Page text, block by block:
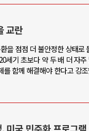
교란
점점 더 불안정한 상태로
세기 초보다 약 두 배 더 자
함께 해결해야 한다고 강